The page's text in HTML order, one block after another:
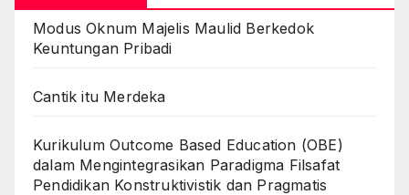
Modus Oknum Majelis Maulid Berkedok
Keuntungan Pribadi
Cantik itu Merdeka
Kurikulum Outcome Based Education (OBE)
dalam Mengintegrasikan Paradigma Filsafat
Pendidikan Konstruktivistik dan Pragmatis